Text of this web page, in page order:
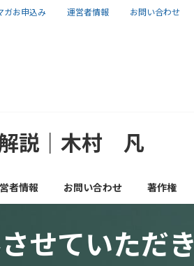
ガお申込み 運営者情報 お問い合わせ
解説｜木村 凡
者情報 お問い合わせ 著作権
せていただき